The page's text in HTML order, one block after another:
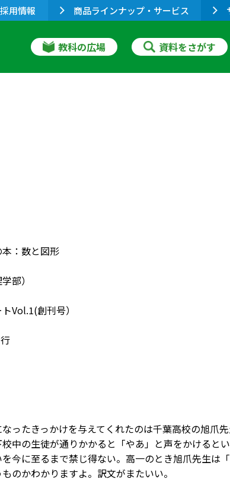
用情報 商品ラインナップ・サービス
教科の広場 資料をさがす
：数と図形
部）
Vol.1(創刊号）
ったきっかけを与えてくれたのは千葉高校の旭爪
中の生徒が通りかかると「やあ」と声をかけると
今に至るまで禁じ得ない。高一のとき旭爪先生は
のかわかりますよ。訳文がまたいい。